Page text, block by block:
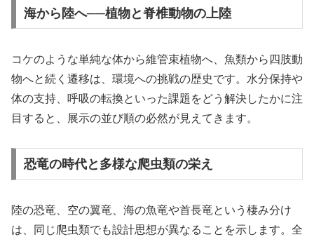
海から陸へ──植物と脊椎動物の上陸
コケのような単純な体から維管束植物へ、魚類から四肢動
物へと続く遷移は、環境への挑戦の歴史です。水分保持や
体の支持、呼吸の転換といった課題をどう解決したかに注
目すると、展示の並び順の必然が見えてきます。
恐竜の時代と多様な爬虫類の栄え
陸の恐竜、空の翼竜、海の魚竜や首長竜という棲み分け
は、同じ爬虫類でも設計思想が異なることを示します。全